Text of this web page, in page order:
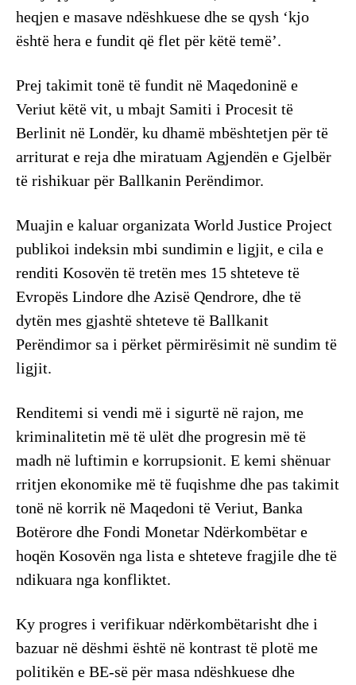
heqjen e masave ndëshkuese dhe se qysh ‘kjo
është hera e fundit që flet për këtë temë’.
Prej takimit tonë të fundit në Maqedoninë e
Veriut këtë vit, u mbajt Samiti i Procesit të
Berlinit në Londër, ku dhamë mbështetjen për të
arriturat e reja dhe miratuam Agjendën e Gjelbër
të rishikuar për Ballkanin Perëndimor.
Muajin e kaluar organizata World Justice Project
publikoi indeksin mbi sundimin e ligjit, e cila e
renditi Kosovën të tretën mes 15 shteteve të
Evropës Lindore dhe Azisë Qendrore, dhe të
dytën mes gjashtë shteteve të Ballkanit
Perëndimor sa i përket përmirësimit në sundim të
ligjit.
Renditemi si vendi më i sigurtë në rajon, me
kriminalitetin më të ulët dhe progresin më të
madh në luftimin e korrupsionit. E kemi shënuar
rritjen ekonomike më të fuqishme dhe pas takimit
tonë në korrik në Maqedoni të Veriut, Banka
Botërore dhe Fondi Monetar Ndërkombëtar e
hoqën Kosovën nga lista e shteteve fragjile dhe të
ndikuara nga konfliktet.
Ky progres i verifikuar ndërkombëtarisht dhe i
bazuar në dëshmi është në kontrast të plotë me
politikën e BE-së për masa ndëshkuese dhe